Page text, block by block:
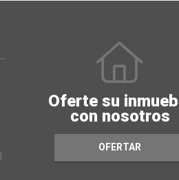
Oferte su
con nosotros
OFERTAR